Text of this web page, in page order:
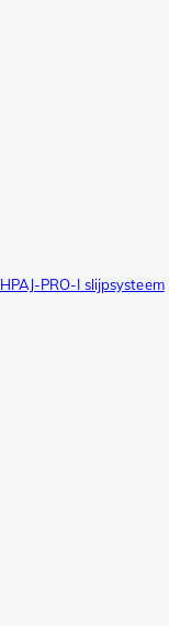
PRO-I slijpsysteem